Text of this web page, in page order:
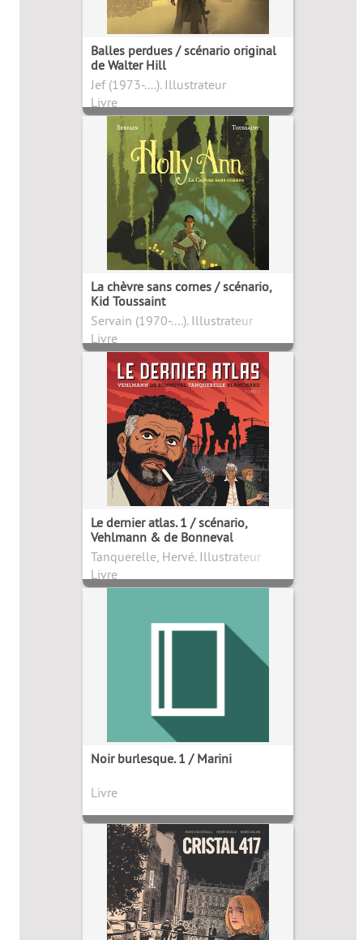
Balles perdues / scénario original
de Walter Hill
Jef (1973-....). Illustrateur
Livre
La chèvre sans cornes / scénario,
Kid Toussaint
Servain (1970-....). Illustrateur
Livre
Le dernier atlas. 1 / scénario,
Vehlmann & de Bonneval
Tanquerelle, Hervé. Illustrateur
Livre
Noir burlesque. 1 / Marini
Livre